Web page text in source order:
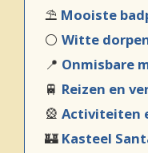
⛱️ Mooiste
⚪ Witte
📍 Onmisbare
🚆 Reizen en
🎡 Activiteiten
🏰 Kasteel